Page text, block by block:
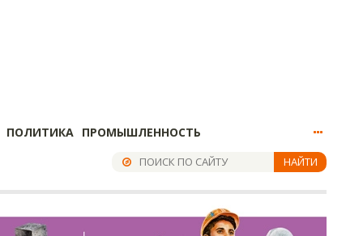
ПОЛИТИКА ПРОМЫШЛЕННОСТЬ
НАЙТИ